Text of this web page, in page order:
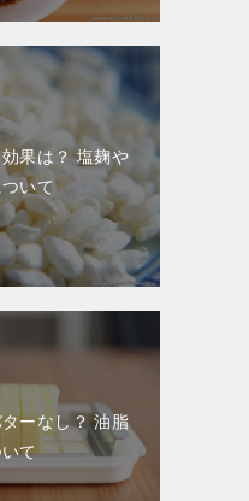
果は？ 塩麹や
いて
ーなし？ 油脂
て